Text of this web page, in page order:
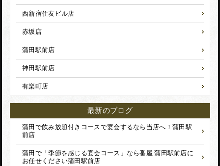
西新宿住友ビル店
赤坂店
蒲田駅前店
神田駅前店
有楽町店
最新のブログ
蒲田で飲み放題付きコースで宴会するなら当店へ！ 蒲田駅
前店
蒲田で「季節を感じる宴会コース」なら番屋 蒲田駅前店に
お任せください蒲田駅前店